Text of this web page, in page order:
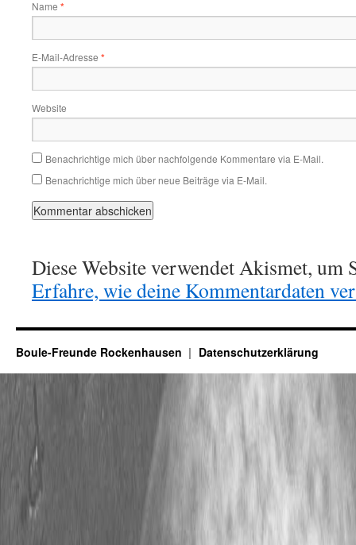
Name *
E-Mail-Adresse *
Website
Benachrichtige mich über nachfolgende Kommentare via E-Mail.
Benachrichtige mich über neue Beiträge via E-Mail.
Diese Website verwendet Akismet, um
Erfahre, wie deine Kommentardaten
Boule-Freunde Rockenhausen Datenschutzerklärung